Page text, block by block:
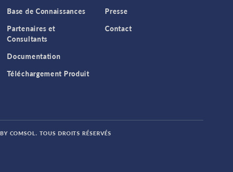
Base de Connaissances
Partenaires et
Consultants
Documentation
Téléchargement Produit
Presse
Contact
COMSOL. TOUS DROITS RÉSERVÉS